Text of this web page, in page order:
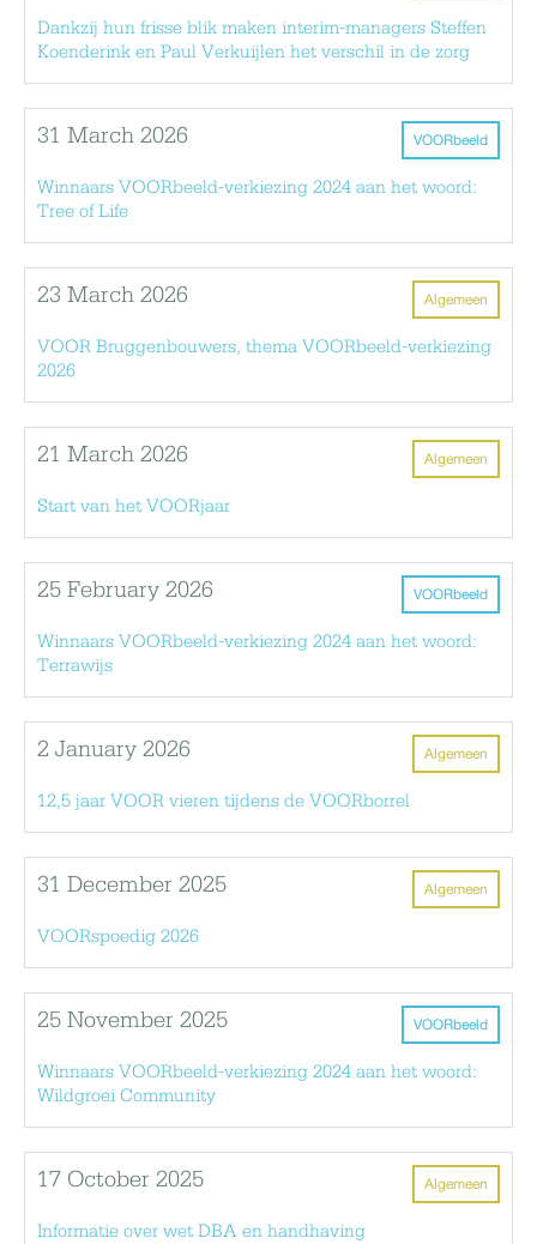
Dankzij hun frisse blik maken interim-managers Steffen
Koenderink en Paul Verkuijlen het verschil in de zorg
VOORbeeld
31 March 2026
Winnaars VOORbeeld-verkiezing 2024 aan het woord:
Tree of Life
Algemeen
23 March 2026
VOOR Bruggenbouwers, thema VOORbeeld-verkiezing
2026
Algemeen
21 March 2026
Start van het VOORjaar
VOORbeeld
25 February 2026
Winnaars VOORbeeld-verkiezing 2024 aan het woord:
Terrawijs
Algemeen
2 January 2026
12,5 jaar VOOR vieren tijdens de VOORborrel
Algemeen
31 December 2025
VOORspoedig 2026
VOORbeeld
25 November 2025
Winnaars VOORbeeld-verkiezing 2024 aan het woord:
Wildgroei Community
Algemeen
17 October 2025
Informatie over wet DBA en handhaving